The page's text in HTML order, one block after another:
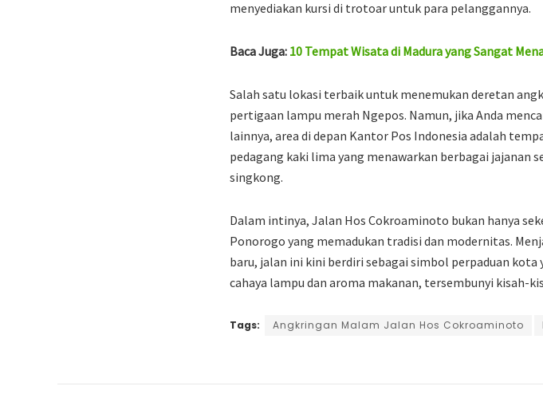
menyediakan kursi di trotoar untuk para pelanggannya.
Baca Juga: 10 Tempat Wisata di Madura yang Sangat
Salah satu lokasi terbaik untuk menemukan deretan
pertigaan lampu merah Ngepos. Namun, jika Anda
lainnya, area di depan Kantor Pos Indonesia adalah
pedagang kaki lima yang menawarkan berbagai
singkong.
Dalam intinya, Jalan Hos Cokroaminoto bukan hanya
Ponorogo yang memadukan tradisi dan modernitas.
baru, jalan ini kini berdiri sebagai simbol perpaduan
cahaya lampu dan aroma makanan, tersembunyi kisah-
Tags: Angkringan Malam Jalan Hos Cokroaminoto